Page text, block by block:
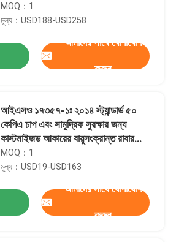
MOQ：1
মূল্য：USD188-USD258
আমাদের সাথে যোগাযোগ
করুন
আইএসও ১৭৩৫৭-১ঃ ২০১৪ স্ট্যান্ডার্ড ৫০
কেপিএ চাপ এবং সামুদ্রিক সুরক্ষার জন্য
কাস্টমাইজড আকারের বায়ুসংক্রান্ত রাবার
ফেন্ডার
MOQ：1
মূল্য：USD19-USD163
আমাদের সাথে যোগাযোগ
করুন